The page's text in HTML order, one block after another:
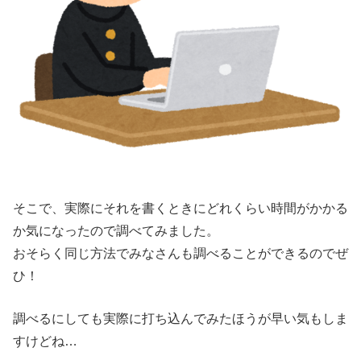
そこで、実際にそれを書くときにどれくらい時間がかかる
か気になったので調べてみました。
おそらく同じ方法でみなさんも調べることができるのでぜ
ひ！
調べるにしても実際に打ち込んでみたほうが早い気もしま
すけどね…